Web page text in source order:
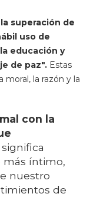
superación de
uso de
educación y
de paz". Estas
la razón y la
con la
más íntimo,
nuestro
de